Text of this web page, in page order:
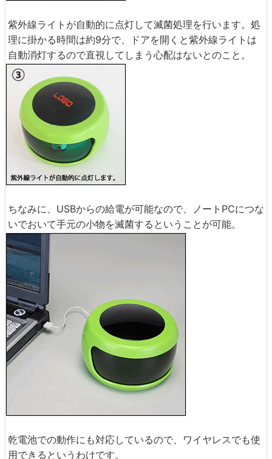
紫外線ライトが自動的に点灯して滅菌処理を行います。処
理に掛かる時間は約9分で、ドアを開くと紫外線ライトは
自動消灯するので直視してしまう心配はないとのこと。
ちなみに、USBからの給電が可能なので、ノートPCにつな
いでおいて手元の小物を滅菌するということが可能。
乾電池での動作にも対応しているので、ワイヤレスでも使
用できるというわけです。